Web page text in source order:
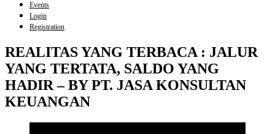
Events
Login
Registration
REALITAS YANG TERBACA : JALUR
YANG TERTATA, SALDO YANG
HADIR – BY PT. JASA KONSULTAN
KEUANGAN